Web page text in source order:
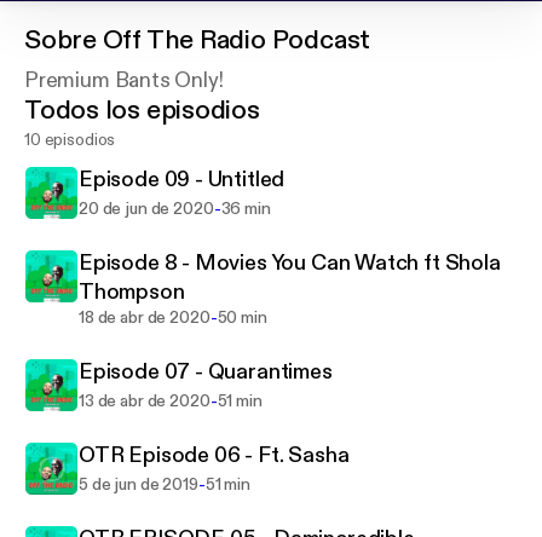
Sobre Off The Radio Podcast
Premium Bants Only!
Todos los episodios
10 episodios
Episode 09 - Untitled
20 de jun de 2020-36 min
Episode 8 - Movies You Can Watch ft Shola
Thompson
18 de abr de 2020-50 min
Episode 07 - Quarantimes
13 de abr de 2020-51 min
OTR Episode 06 - Ft. Sasha
5 de jun de 2019-51 min